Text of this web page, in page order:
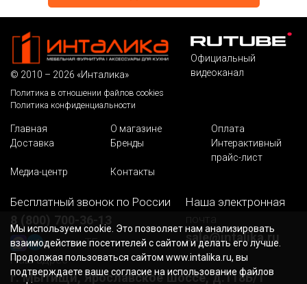
Мы используем cookie. Это позволяет нам анализировать
взаимодействие посетителей с сайтом и делать его лучше.
Продолжая пользоваться сайтом www.intalika.ru, вы
подтверждаете ваше согласие на использование файлов
© 2010 – 2026 «Инталика»
Политика в отношении файлов cookies
Политика конфиденциальности
Официальный
видеоканал
Главная О магазине
Оплата
Доставка
Бренды
Интерактивный
прайс-лист
Медиа-центр
Контакты
Бесплатный звонок по России
8 (800) 700-36-13
канал в ТГ
Наша электронная
почта
sale@intalika.ru
Наш адрес
г. Мытищи, Ярославское шоссе, д.118Б/1